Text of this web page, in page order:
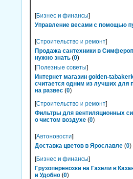
[Бизнес и финансы]
Управление весами с помощью
[Строительство и ремонт]
Продажа сантехники в
нужно знать (0)
[Полезные советы]
Интернет магазин golden-
считается одним из лучших для
на развес (0)
[Строительство и ремонт]
Фильтры для вентиляционных
о чистом воздухе (0)
[Автоновости]
Доставка цветов в Ярославле (0)
[Бизнес и финансы]
Грузоперевозки на Газели в
и Удобно (0)